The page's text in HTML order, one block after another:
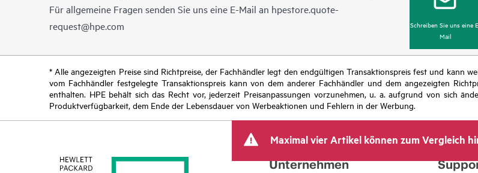
Für allgemeine Fragen senden Sie uns eine E-Mail an hpestore.quote-
request@hpe.com
Schreiben Sie uns eine
Mail
* Alle angezeigten Preise sind Richtpreise, der Fachhändler legt den endgültigen Transaktionspreis fest und kann
vom Fachhändler festgelegte Transaktionspreis kann von dem anderer Fachhändler und dem angezeigten
enthalten. HPE behält sich das Recht vor, jederzeit Preisanpassungen vorzunehmen, u. a. aufgrund von sich
Produktverfügbarkeit, dem Ende der Lebensdauer von Werbeaktionen und Fehlern in der Werbung.
Maximal vier Artikel können zum Vergleich
Unternehmen